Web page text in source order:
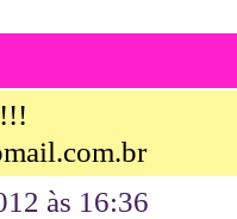
às 16:36